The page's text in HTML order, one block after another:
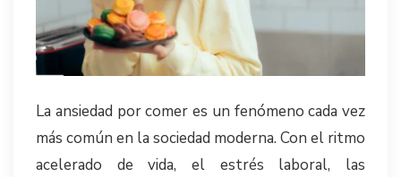
La ansiedad por comer es un fenómeno cada vez
más común en la sociedad moderna. Con el ritmo
acelerado de vida, el estrés laboral, las